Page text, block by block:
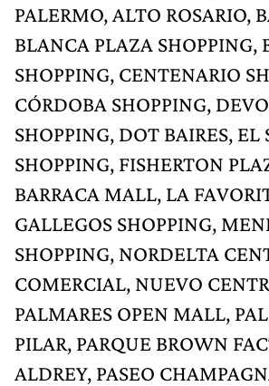
PALERMO, ALTO ROSARIO,
BLANCA PLAZA SHOPPING,
SHOPPING, CENTENARIO
CÓRDOBA SHOPPING,
SHOPPING, DOT BAIRES, EL
SHOPPING, FISHERTON
BARRACA MALL, LA
GALLEGOS SHOPPING,
SHOPPING, NORDELTA
COMERCIAL, NUEVO
PALMARES OPEN MALL,
PILAR, PARQUE BROWN
ALDREY, PASEO